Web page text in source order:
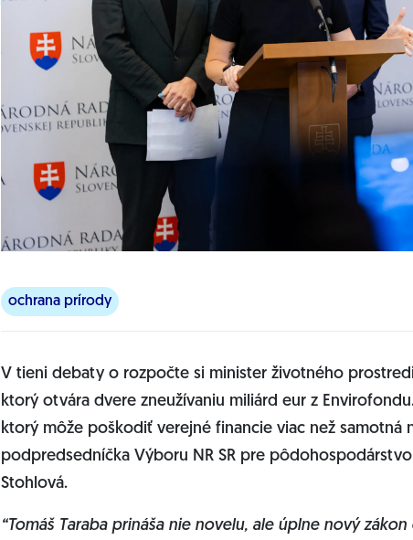
ochrana prírody
V tieni debaty o rozpočte si minister životného
ktorý otvára dvere zneužívaniu miliárd eur z
ktorý môže poškodiť verejné financie viac než samotná
podpredsedníčka Výboru NR SR pre
Stohlová.
“Tomáš Taraba prináša nie novelu, ale úplne nový